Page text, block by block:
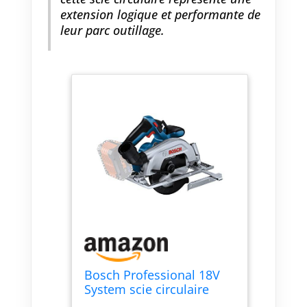
extension logique et performante de
leur parc outillage.
Bosch Professional 18V
System scie circulaire